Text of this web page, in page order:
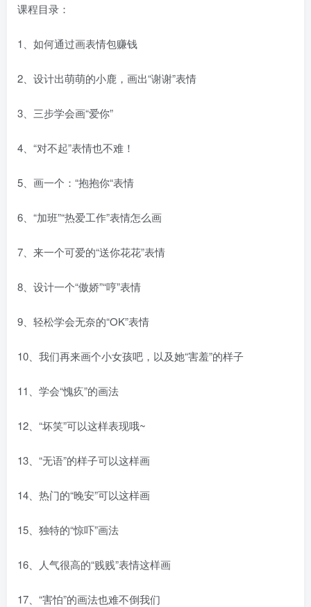
课程目录：
1、如何通过画表情包赚钱
2、设计出萌萌的小鹿，画出“谢谢”表情
3、三步学会画“爱你”
4、“对不起”表情也不难！
5、画一个：“抱抱你“表情
6、“加班”“热爱工作”表情怎么画
7、来一个可爱的“送你花花”表情
8、设计一个“傲娇”“哼”表情
9、轻松学会无奈的“OK”表情
10、我们再来画个小女孩吧，以及她“害羞”的样子
11、学会“愧疚”的画法
12、“坏笑”可以这样表现哦~
13、“无语”的样子可以这样画
14、热门的“晚安”可以这样画
15、独特的“惊吓”画法
16、人气很高的“贱贱”表情这样画
17、“害怕”的画法也难不倒我们